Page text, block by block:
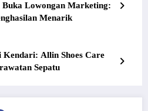
Buka Lowongan Marketing:
Menarik
Allin Shoes Care
Sepatu